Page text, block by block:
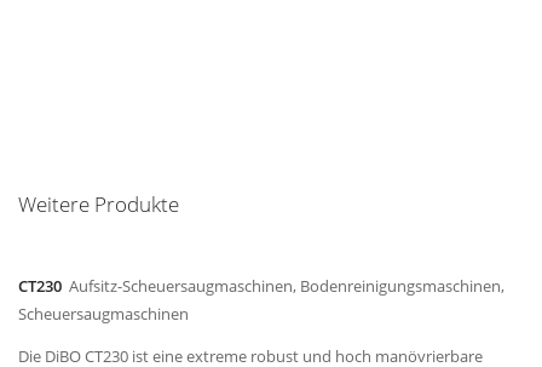
Weitere Produkte
CT230 Aufsitz-Scheuersaugmaschinen, Bodenreinigungsmaschinen,
Scheuersaugmaschinen
Die DiBO CT230 ist eine extreme robust und hoch manövrierbare